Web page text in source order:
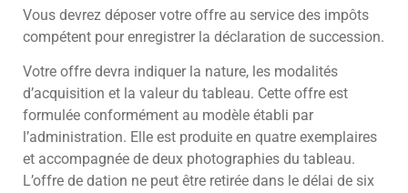
Vous devrez déposer votre offre au service des impôts
compétent pour enregistrer la déclaration de succession.
Votre offre devra indiquer la nature, les modalités
d’acquisition et la valeur du tableau. Cette offre est
formulée conformément au modèle établi par
l’administration. Elle est produite en quatre exemplaires
et accompagnée de deux photographies du tableau.
L’offre de dation ne peut être retirée dans le délai de six